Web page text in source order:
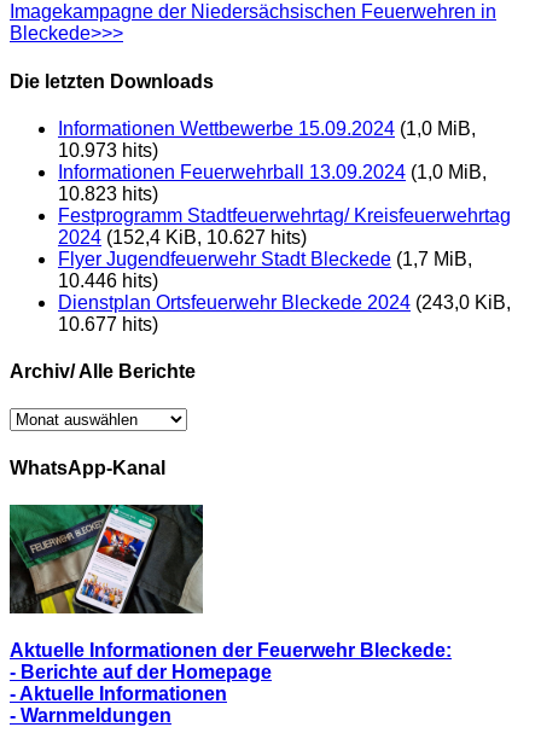
Imagekampagne der Niedersächsischen Feuerwehren in
Bleckede>>>
Die letzten Downloads
Informationen Wettbewerbe 15.09.2024 (1,0 MiB,
10.973 hits)
Informationen Feuerwehrball 13.09.2024 (1,0 MiB,
10.823 hits)
Festprogramm Stadtfeuerwehrtag/ Kreisfeuerwehrtag
2024 (152,4 KiB, 10.627 hits)
Flyer Jugendfeuerwehr Stadt Bleckede (1,7 MiB,
10.446 hits)
Dienstplan Ortsfeuerwehr Bleckede 2024 (243,0 KiB,
10.677 hits)
Archiv/ Alle Berichte
Archiv/
Berichte
WhatsApp-Kanal
Aktuelle Informationen der Feuerwehr Bleckede:
- Berichte auf der Homepage
- Aktuelle Informationen
- Warnmeldungen